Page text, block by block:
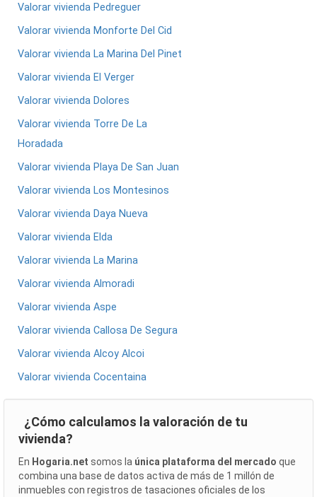
Valorar vivienda Pedreguer
Valorar vivienda Monforte Del Cid
Valorar vivienda La Marina Del Pinet
Valorar vivienda El Verger
Valorar vivienda Dolores
Valorar vivienda Torre De La
Horadada
Valorar vivienda Playa De San Juan
Valorar vivienda Los Montesinos
Valorar vivienda Daya Nueva
Valorar vivienda Elda
Valorar vivienda La Marina
Valorar vivienda Almoradi
Valorar vivienda Aspe
Valorar vivienda Callosa De Segura
Valorar vivienda Alcoy Alcoi
Valorar vivienda Cocentaina
¿Cómo calculamos la valoración de tu
vivienda?
En Hogaria.net somos la única plataforma del mercado que
combina una base de datos activa de más de 1 millón de
inmuebles con registros de tasaciones oficiales de los